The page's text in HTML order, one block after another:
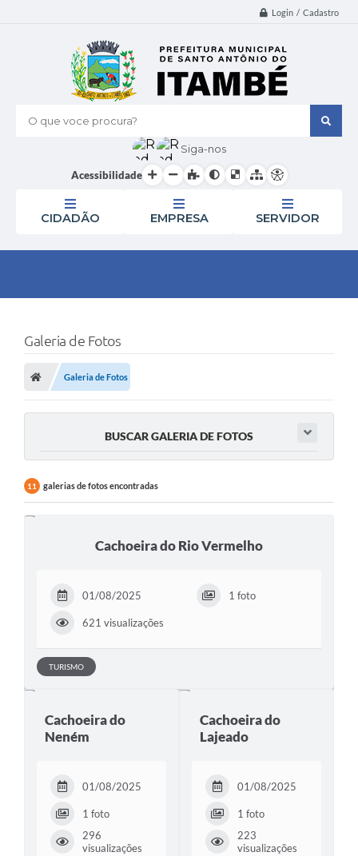
Login / Cadastro
O que voce procura?
Siga-nos
Acessibilidade
CIDADÃO EMPRESA SERVIDOR
Galeria de Fotos
Galeria de Fotos
BUSCAR GALERIA DE FOTOS
11 galerias de fotos encontradas
Cachoeira do Rio Vermelho
01/08/2025 1 foto
621 visualizações
TURISMO
Cachoeira do
Neném
01/08/2025
1 foto
296
visualizações
Cachoeira do
Lajeado
01/08/2025
1 foto
223
visualizações